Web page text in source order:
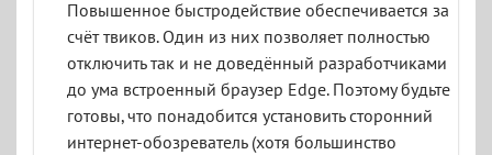
Повышенное быстродействие обеспечивается за
счёт твиков. Один из них позволяет полностью
отключить так и не доведённый разработчиками
до ума встроенный браузер Edge. Поэтому будьте
готовы, что понадобится установить сторонний
интернет-обозреватель (хотя большинство